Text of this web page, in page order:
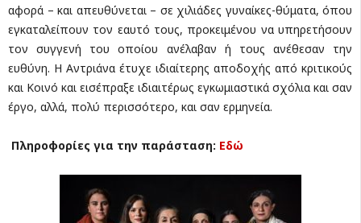
αφορά – και απευθύνεται – σε χιλιάδες γυναίκες-θύματα, όπου
εγκαταλείπουν τον εαυτό τους, προκειμένου να υπηρετήσουν
τον συγγενή του οποίου ανέλαβαν ή τους ανέθεσαν την
ευθύνη. Η Αντριάνα έτυχε ιδιαίτερης αποδοχής από κριτικούς
και Κοινό και εισέπραξε ιδιαιτέρως εγκωμιαστικά σχόλια και σαν
έργο, αλλά, πολύ περισσότερο, και σαν ερμηνεία.
Πληροφορίες για την παράσταση: Εδώ